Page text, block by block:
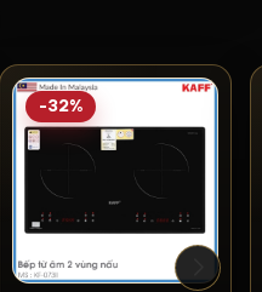
-32%